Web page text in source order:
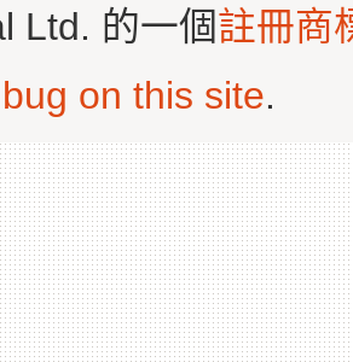
Ltd. 的一個註冊商
on this site.